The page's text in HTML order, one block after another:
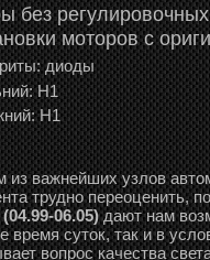
без
моторов с
диоды
Н1
Н1
из важнейших узлов
трудно переоценить,
06.05)дают нам
время суток, так и в
вопрос качества